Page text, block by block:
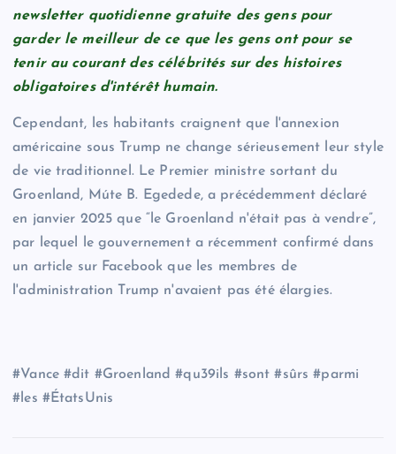
newsletter quotidienne gratuite des gens pour
garder le meilleur de ce que les gens ont pour se
tenir au courant des célébrités sur des histoires
obligatoires d'intérêt humain.
Cependant, les habitants craignent que l'annexion
américaine sous Trump ne change sérieusement leur style
de vie traditionnel. Le Premier ministre sortant du
Groenland, Múte B. Egedede, a précédemment déclaré
en janvier 2025 que “le Groenland n'était pas à vendre”,
par lequel le gouvernement a récemment confirmé dans
un article sur Facebook que les membres de
l'administration Trump n'avaient pas été élargies.
#Vance #dit #Groenland #qu39ils #sont #sûrs #parmi
#les #ÉtatsUnis